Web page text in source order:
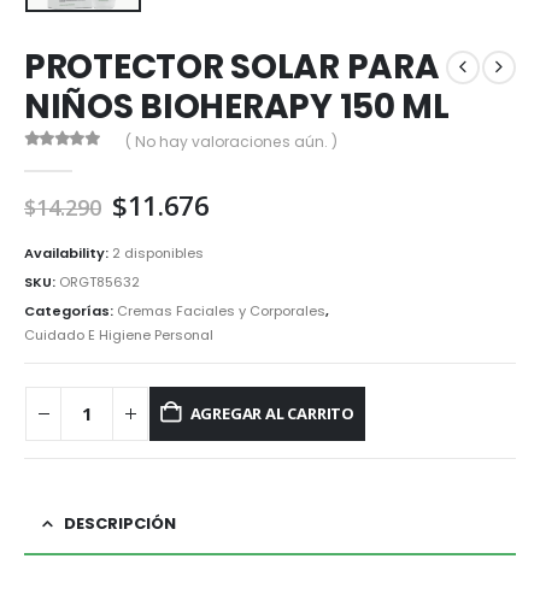
PROTECTOR SOLAR PARA
NIÑOS BIOHERAPY 150 ML
( No hay valoraciones aún. )
$14.290 El
precio
original
era:
$14.290.
$11.676El
$11.676.
Availability: 2 disponibles
SKU: ORGT85632
Categorías: Cremas Faciales y Corporales,
Cuidado E Higiene Personal
AGREGAR AL CARRITO
DESCRIPCIÓN